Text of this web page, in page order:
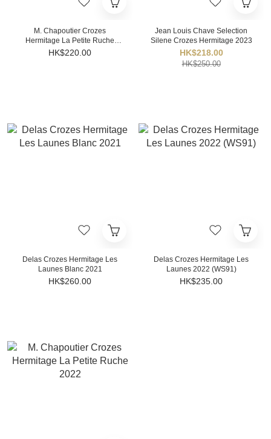
M. Chapoutier Crozes
Hermitage La Petite Ruche
Blanc 2023 (WS91)
HK$220.00
Jean Louis Chave Selection
Silene Crozes Hermitage 2023
HK$218.00
HK$250.00
Delas Crozes Hermitage Les
Launes Blanc 2021
HK$260.00
Delas Crozes Hermitage Les
Launes 2022 (WS91)
HK$235.00